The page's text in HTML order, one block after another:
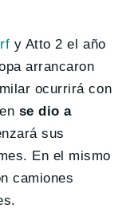
y Atto 2 el año
arrancaron
ocurrirá con
se dio a
sus
En el mismo
camiones